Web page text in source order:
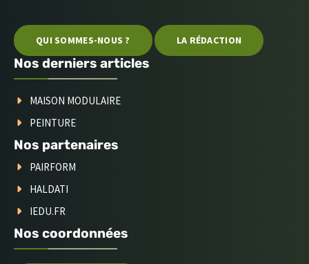
QUI SOMMES-NOUS ? LA RÉDACTION
Nos derniers articles
MAISON MODULAIRE
PEINTURE
Nos partenaires
PAIRFORM
HALDATI
IEDU.FR
Nos coordonnées